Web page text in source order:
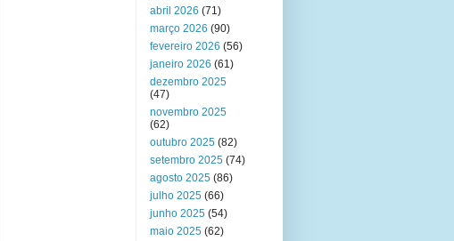
abril 2026 (71)
março 2026 (90)
fevereiro 2026 (56)
janeiro 2026 (61)
dezembro 2025
(47)
novembro 2025
(62)
outubro 2025 (82)
setembro 2025 (74)
agosto 2025 (86)
julho 2025 (66)
junho 2025 (54)
maio 2025 (62)